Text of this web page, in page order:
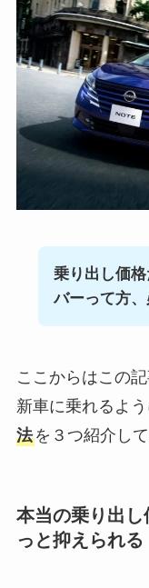
乗り出し価
バーって方、
ここからはこの
新車に乗れるよう
法を３つ紹介し
本当の乗り出
っと抑えられる